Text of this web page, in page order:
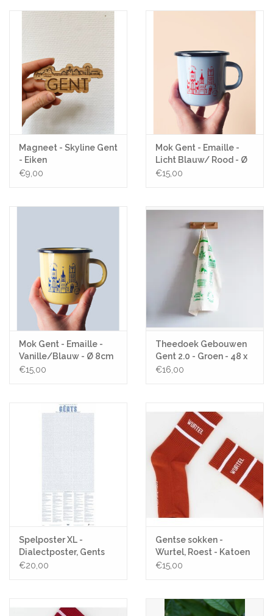
Magneet - Skyline Gent
- Eiken
€9,00
Mok Gent - Emaille -
Licht Blauw/ Rood - Ø
8cm
€15,00
Mok Gent - Emaille -
Vanille/Blauw - Ø 8cm
€15,00
Theedoek Gebouwen
Gent 2.0 - Groen - 48 x
70 cm - 100% Katoen
€16,00
Spelposter XL -
Dialectposter, Gents
€20,00
Gentse sokken -
Wurtel, Roest - Katoen
- One size
€15,00